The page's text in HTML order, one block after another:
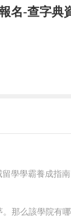
產品。
名-查字典